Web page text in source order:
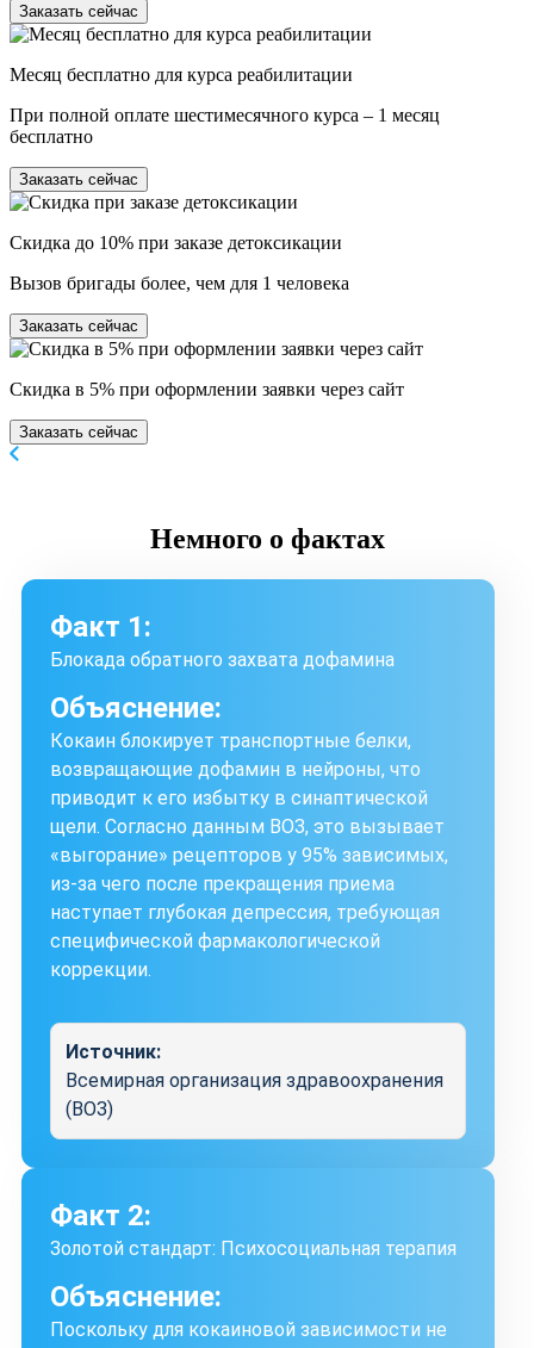
Заказать сейчас
Месяц бесплатно для курса реабилитации
При полной оплате шестимесячного курса – 1 месяц
бесплатно
Заказать сейчас
Скидка до 10% при заказе детоксикации
Вызов бригады более, чем для 1 человека
Заказать сейчас
Скидка в 5% при оформлении заявки через сайт
Заказать сейчас
Немного о фактах
Факт 1:
Блокада обратного захвата дофамина
Объяснение:
Кокаин блокирует транспортные белки,
возвращающие дофамин в нейроны, что
приводит к его избытку в синаптической
щели. Согласно данным ВОЗ, это вызывает
«выгорание» рецепторов у 95% зависимых,
из-за чего после прекращения приема
наступает глубокая депрессия, требующая
специфической фармакологической
коррекции.
Источник:
Всемирная организация здравоохранения
(ВОЗ)
Факт 2:
Золотой стандарт: Психосоциальная терапия
Объяснение:
Поскольку для кокаиновой зависимости не